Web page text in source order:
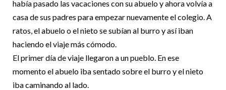
había pasado las vacaciones con su abuelo y ahora volvía a
casa de sus padres para empezar nuevamente el colegio. A
ratos, el abuelo o el nieto se subían al burro y así iban
haciendo el viaje más cómodo.
El primer día de viaje llegaron a un pueblo. En ese
momento el abuelo iba sentado sobre el burro y el nieto
iba caminando al lado.